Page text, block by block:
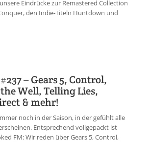
Eindrücke zur Remastered Collection
den Indie-Titeln Huntdown und
– Gears 5, Control,
Well, Telling Lies,
& mehr!
noch in der Saison, in der gefühlt alle
Entsprechend vollgepackt ist
FM: Wir reden über Gears 5, Control,